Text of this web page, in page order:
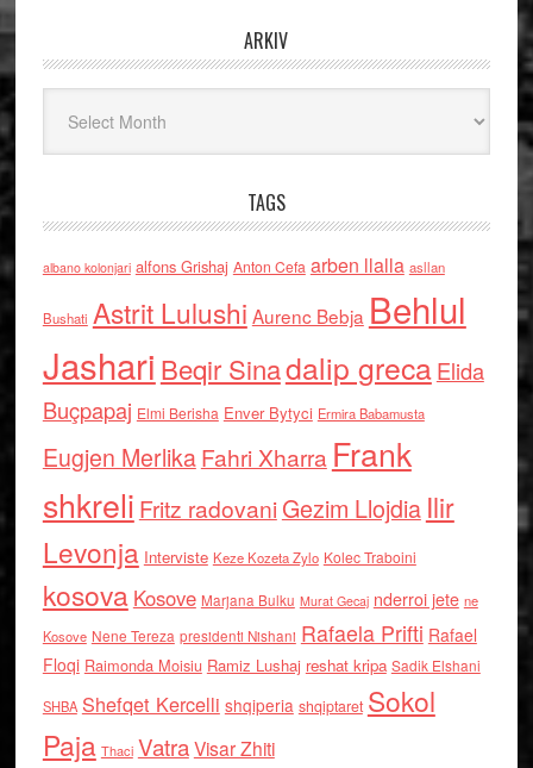
ARKIV
TAGS
albano kolonjari alfons Grishaj Anton Cefa arben llalla asllan
Bushati Astrit Lulushi Aurenc Bebja Behlul
Jashari Beqir Sinadalip grecaElida
Buçpapaj Elmi Berisha Enver Bytyci Ermira Babamusta
Eugjen MerlikaFahri Xharra Frank
shkreli Fritz radovaniGezim Llojdia Ilir
Levonja Interviste Keze Kozeta Zylo Kolec Traboini
kosova Kosove Marjana Bulku Murat Gecaj nderroi jete ne
Kosove Nene Tereza presidenti Nishani Rafaela Prifti Rafael
Floqi Raimonda Moisiu Ramiz Lushaj reshat kripa Sadik Elshani
SHBA Shefqet Kercelli shqiperia shqiptaret Sokol
Paja Thaci VatraVisar Zhiti